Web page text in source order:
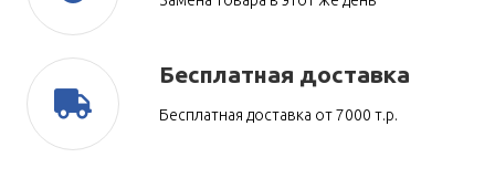
Бесплатная доставка
Бесплатная доставка от 7000 т.р.